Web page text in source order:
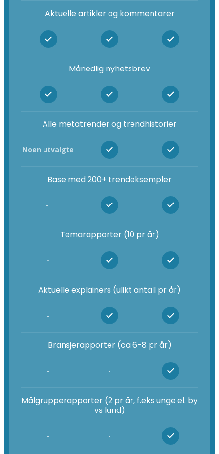
Aktuelle artikler og kommentarer
Månedlig nyhetsbrev
Alle metatrender og trendhistorier
Noen utvalgte
Base med 200+ trendeksempler
-
Temarapporter (10 pr år)
-
Aktuelle explainers (ulikt antall pr år)
-
Bransjerapporter (ca 6-8 pr år)
- -
Målgrupperapporter (2 pr år, f.eks unge el. by
vs land)
- -